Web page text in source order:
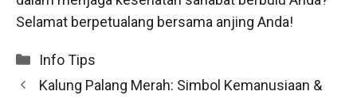
Selamat berpetualang bersama anjing Anda!
Categories
Info Tips
Kalung Palang Merah: Simbol Kemanusiaan &